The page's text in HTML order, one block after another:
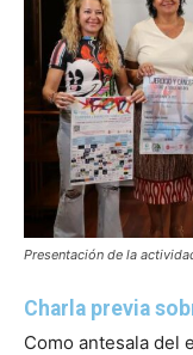
Presentación de la
Charla previa
Como antesala del